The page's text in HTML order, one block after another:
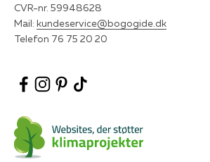
CVR-nr. 59948628
Mail: kundeservice@bogogide.dk
Telefon 76 75 20 20